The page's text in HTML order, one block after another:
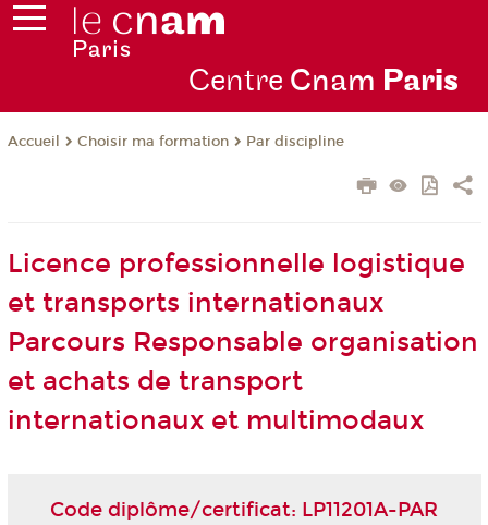
Centre Cnam Paris
Accueil Choisir ma formation Par discipline
Licence professionnelle logistique
et transports internationaux
Parcours Responsable organisation
et achats de transport
internationaux et multimodaux
Code diplôme/certificat: LP11201A-PAR